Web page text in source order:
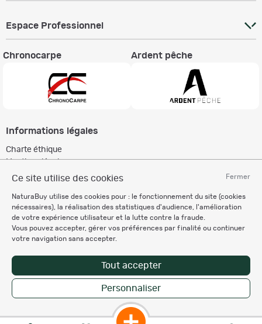
Fermer
Ce site utilise des cookies
NaturaBuy utilise des cookies pour : le fonctionnement du site (cookies
nécessaires), la réalisation des statistiques d'audience, l'amélioration
de votre expérience utilisateur et la lutte contre la fraude.
Vous pouvez accepter, gérer vos préférences par finalité ou continuer
votre navigation sans accepter.
Tout accepter
Personnaliser
Espace Professionnel
Chronocarpe Ardent pêche
Informations légales
Charte éthique
Mentions légales
Règlement & Conditions d'utilisation
des données personnelles
Personnalisation des cookies
Recevez nos newsletters
Copyright © 2007-2026 NaturaBuy. Tous droits réservés. N°CNIL: 1239459.
Les marques commerciales mentionnées appartiennent à leurs propriétaires
respectifs in 0.097 s